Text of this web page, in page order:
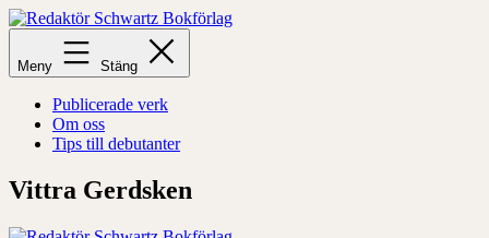
Hoppa
till
innehåll
Redaktör
Schwartz
Bokförlag
Meny Stäng
Publicerade verk
Om oss
Tips till debutanter
Vittra Gerdsken